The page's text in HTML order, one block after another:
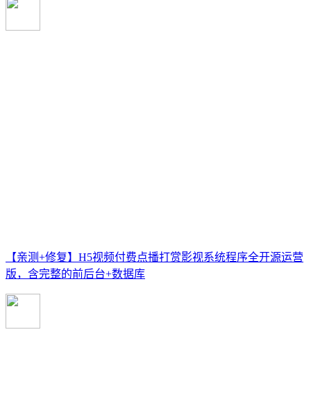
【亲测+修复】H5视频付费点播打赏影视系统程序全开源运营
版，含完整的前后台+数据库